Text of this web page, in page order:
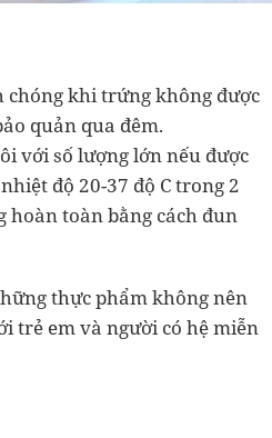
khi trứng không được
quản qua đêm.
với số lượng lớn nếu được
độ 20-37 độ C trong 2
toàn bằng cách đun
thực phẩm không nên
trẻ em và người có hệ miễn